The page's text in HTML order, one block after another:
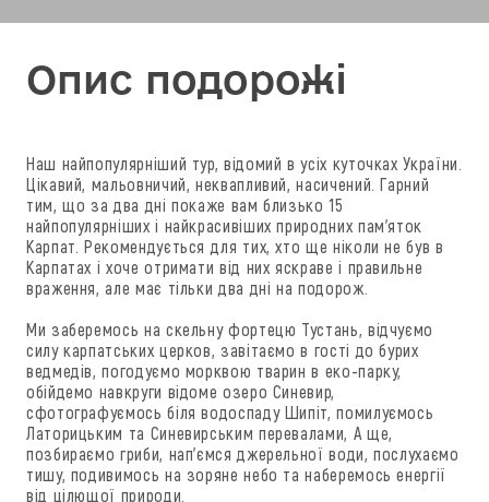
Опис подорожі
Наш найпопулярніший тур, відомий в усіх куточках України.
Цікавий, мальовничий, неквапливий, насичений. Гарний
тим, що за два дні покаже вам близько 15
найпопулярніших і найкрасивіших природних пам'яток
Карпат. Рекомендується для тих, хто ще ніколи не був в
Карпатах і хоче отримати від них яскраве і правильне
враження, але має тільки два дні на подорож.
Ми заберемось на скельну фортецю Тустань, відчуємо
силу карпатських церков, завітаємо в гості до бурих
ведмедів, погодуємо морквою тварин в еко-парку,
обійдемо навкруги відоме озеро Синевир,
сфотографуємось біля водоспаду Шипіт, помилуємось
Латорицьким та Синевирським перевалами, А ще,
позбираємо гриби, нап'ємся джерельної води, послухаємо
тишу, подивимось на зоряне небо та наберемось енергії
від цілющої природи.